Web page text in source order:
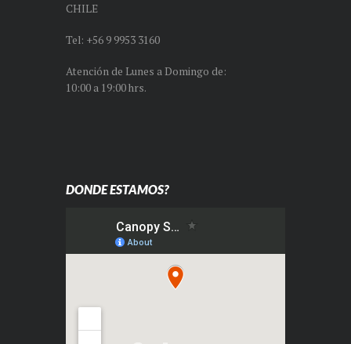
CHILE
Tel: +56 9 9953 3160
Atención de Lunes a Domingo de:
10:00 a 19:00 hrs.
DONDE ESTAMOS?